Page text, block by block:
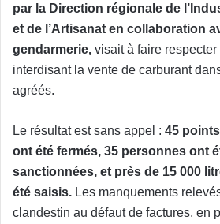
par la Direction régionale de
et de l’Artisanat en collaboration
gendarmerie, visait à faire
interdisant la vente de carburant
agréés.
Le résultat est sans appel : 45
ont été fermés, 35 personnes ont
sanctionnées, et près de 15 000
été saisis. Les manquements
clandestin au défaut de factures, en